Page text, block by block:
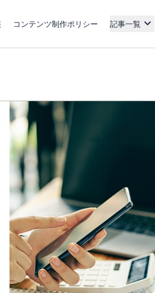
コンテンツ制作ポリシー 記事一覧